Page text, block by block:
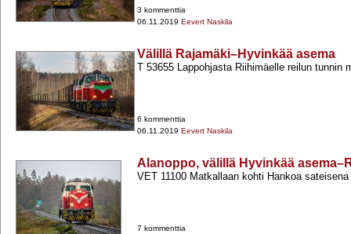
3 kommenttia
06.11.2019 Eevert Naskila
Välillä Rajamäki–Hyvinkää asema
T 53655 Lappohjasta Riihimäelle reilun tunnin
6 kommenttia
06.11.2019 Eevert Naskila
Alanoppo, välillä Hyvinkää
VET 11100 Matkallaan kohti Hankoa
7 kommenttia